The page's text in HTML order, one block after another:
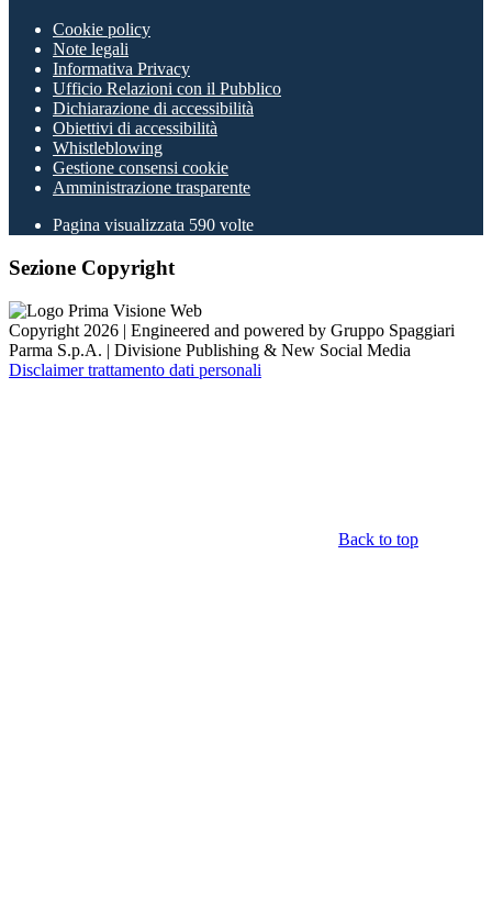
Cookie policy
Note legali
Informativa Privacy
Ufficio Relazioni con il Pubblico
Dichiarazione di accessibilità
Obiettivi di accessibilità
Whistleblowing
Gestione consensi cookie
Amministrazione trasparente
Pagina visualizzata 590 volte
Sezione Copyright
Copyright 2026 | Engineered and powered by Gruppo Spaggiari
Parma S.p.A. | Divisione Publishing & New Social Media
Disclaimer trattamento dati personali
Back to top